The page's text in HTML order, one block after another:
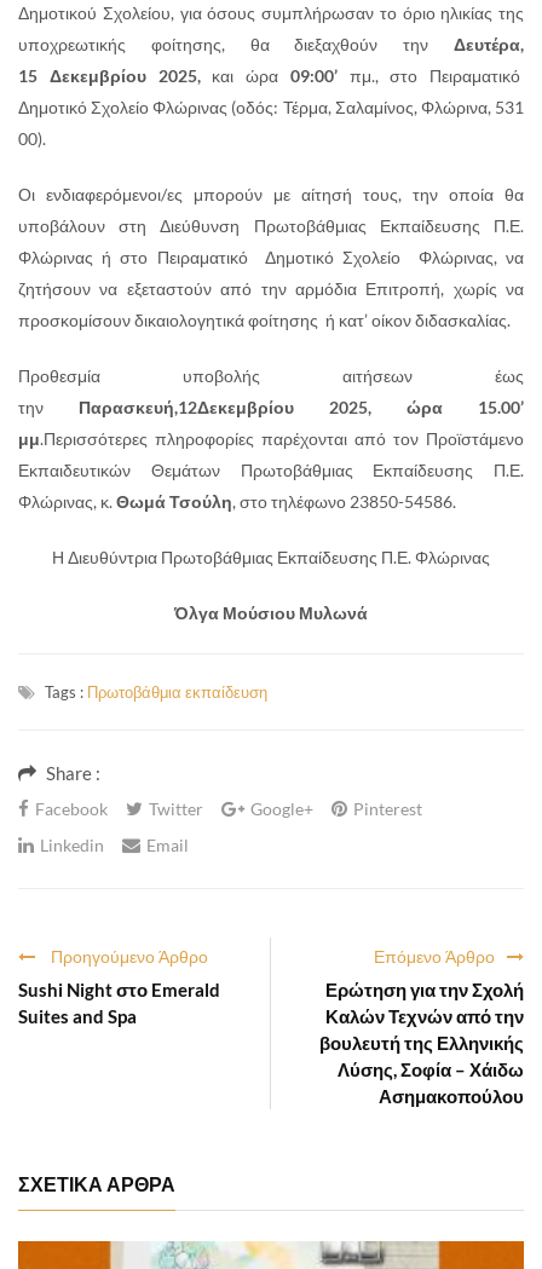
Δημοτικού Σχολείου, για όσους συμπλήρωσαν το όριο ηλικίας της
υποχρεωτικής φοίτησης, θα διεξαχθούν την Δευτέρα,
15 Δεκεμβρίου 2025,και ώρα 09:00’πμ., στο Πειραματικό
Δημοτικό Σχολείο Φλώρινας (οδός: Τέρμα, Σαλαμίνος, Φλώρινα, 531
00).
Οι ενδιαφερόμενοι/ες μπορούν με αίτησή τους, την οποία θα
υποβάλουν στη Διεύθυνση Πρωτοβάθμιας Εκπαίδευσης Π.Ε.
Φλώρινας ή στο Πειραματικό Δημοτικό Σχολείο Φλώρινας, να
ζητήσουν να εξεταστούν από την αρμόδια Επιτροπή, χωρίς να
προσκομίσουν δικαιολογητικά φοίτησης ή κατ’ οίκον διδασκαλίας.
Προθεσμία υποβολής αιτήσεων έως
την Παρασκευή,12Δεκεμβρίου 2025, ώρα 15.00’
μμ.Περισσότερες πληροφορίες παρέχονται από τον Προϊστάμενο
Εκπαιδευτικών Θεμάτων Πρωτοβάθμιας Εκπαίδευσης Π.Ε.
Φλώρινας, κ.Θωμά Τσούλη, στο τηλέφωνο 23850-54586.
Η Διευθύντρια Πρωτοβάθμιας Εκπαίδευσης Π.Ε. Φλώρινας
Όλγα Μούσιου Μυλωνά
Tags : Πρωτοβάθμια εκπαίδευση
Share :
Facebook Twitter Google+
Pinterest
Linkedin
Email
Επόμενο Άρθρο
Ερώτηση για την Σχολή
Καλών Τεχνών από την
βουλευτή της Ελληνικής
Λύσης, Σοφία – Χάιδω
Ασημακοπούλου
Προηγούμενο Άρθρο
Sushi Night στο Emerald
Suites and Spa
ΣΧΕΤΙΚΑ ΑΡΘΡΑ